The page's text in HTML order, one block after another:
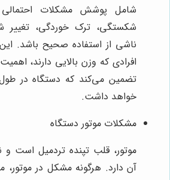
شامل پوشش مشکلات احتمالی
شکستگی، ترک خوردگی، تغییر
ناشی از استفاده صحیح باشد.
افرادی که وزن بالایی دارند،
تضمین می‌کند که دستگاه در
خواهد داشت.
مشکلات موتور دستگاه
موتور، قلب تپنده تردمیل است
آن دارد. هرگونه مشکل در موتور،